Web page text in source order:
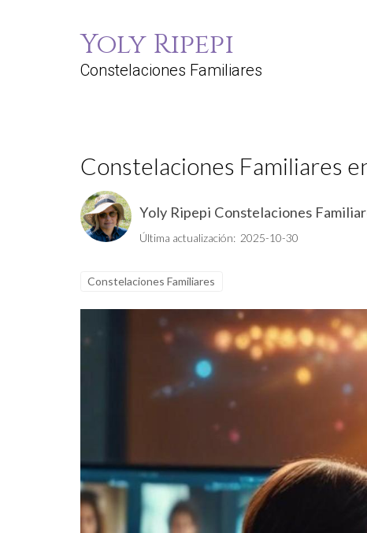
Yoly Ripepi
Constelaciones Familiares
Constelaciones Familiares
Yoly Ripepi Constelaciones
Última actualización: 2025-10-30
Constelaciones Familiares